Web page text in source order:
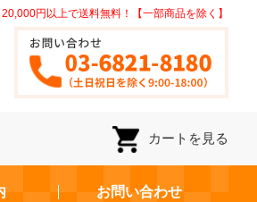
円以上で送料無料！【一部商品を除く】
カートを見る
お問い合わせ